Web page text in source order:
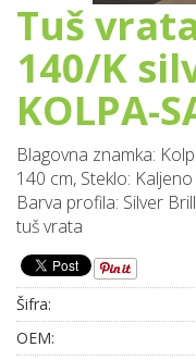
Tuš
140/K
KOLPA-
Blagovna znamka:
140 cm, Steklo:
Barva profila: Silver
tuš vrata
Šifra:
OEM: